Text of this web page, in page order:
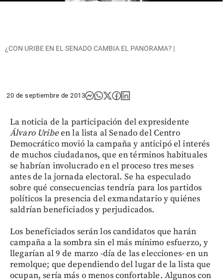
¿CON URIBE EN EL SENADO CAMBIA EL PANORAMA? |
20 de septiembre de 2013
La noticia de la participación del expresidente
Álvaro Uribeen la lista al Senado del Centro
Democrático movió la campaña y anticipó el interés
de muchos ciudadanos, que en términos habituales
se habrían involucrado en el proceso tres meses
antes de la jornada electoral. Se ha especulado
sobre qué consecuencias tendría para los partidos
políticos la presencia del exmandatario y quiénes
saldrían beneficiados y perjudicados.
Los beneficiados serán los candidatos que harán
campaña a la sombra sin el más mínimo esfuerzo, y
llegarían al 9 de marzo -día de las elecciones- en un
remolque; que dependiendo del lugar de la lista que
ocupan, sería más o menos confortable. Algunos con